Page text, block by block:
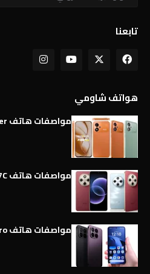
تابعنا
هواتف شاومي
مواصفات هاتف Xiaomi Poco M8 Power كاملة
مواصفات هاتف Xiaomi Redmi 17C كاملة
مواصفات هاتف Xiaomi 17T Pro كاملة